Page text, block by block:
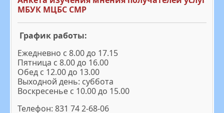
МБУК МЦБС СМР
График работы:
Ежедневно с 8.00 до 17.15
Пятница с 8.00 до 16.00
Обед с 12.00 до 13.00
Выходной день: суббота
Воскресенье с 10.00 до 15.00
Телефон: 831 74 2-68-06